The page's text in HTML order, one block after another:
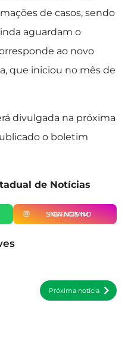
de casos, sendo
aguardam o
ao novo
que iniciou no mês de
divulgada na próxima
o boletim
de Notícias
SIGA-NOS NO INSTAGRAM
Próxima notícia